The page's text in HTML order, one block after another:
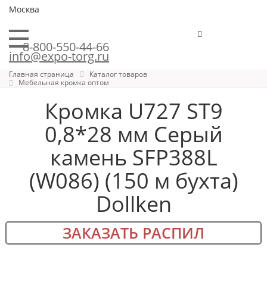
Москва
8-800-550-44-66
info@expo-torg.ru
Главная страница
Каталог товаров
Мебельная кромка оптом
Кромка U727 ST9
0,8*28 мм Серый
камень SFP388L
(W086) (150 м бухта)
Dollken
ЗАКАЗАТЬ РАСПИЛ